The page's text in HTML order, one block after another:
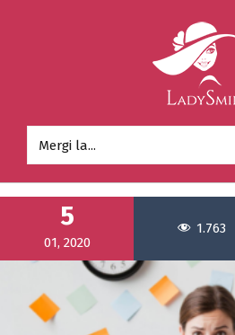
Mergi la...
5
01, 2020
1.763